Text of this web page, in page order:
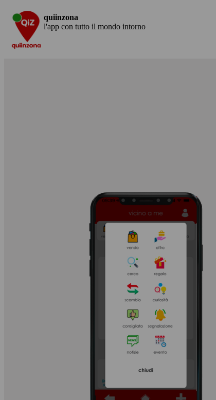
quiinzona
l'app con tutto il mondo intorno